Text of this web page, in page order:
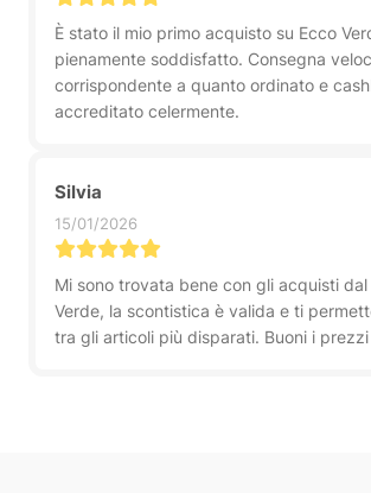
È stato il mio primo acquisto su Ecco
pienamente soddisfatto. Consegna
corrispondente a quanto ordinato e
accreditato celermente.
Silvia
15/01/2026
Mi sono trovata bene con gli acquisti
Verde, la scontistica è valida e ti
tra gli articoli più disparati. Buoni i prezzi